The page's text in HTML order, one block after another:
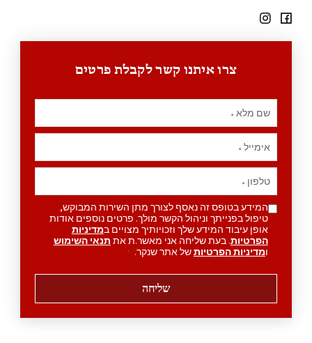
צרו איתנו קשר לקבלת פרטים
שם מלא*
אימייל*
טלפון *
המידע בטופס זה נאסף לצורך מתן השירות המבוקש,
טיפול בפנייתך וניהול הקשר מולך. פרטים נוספים אודות
אופן עיבוד המידע שלך וזכויותיך מצויים במדיניות
הפרטיות. בעת שליחה אני מאשר.ת את תנאי השימוש
ומדיניות הפרטיותשל אתר שנקר. *
שליחה